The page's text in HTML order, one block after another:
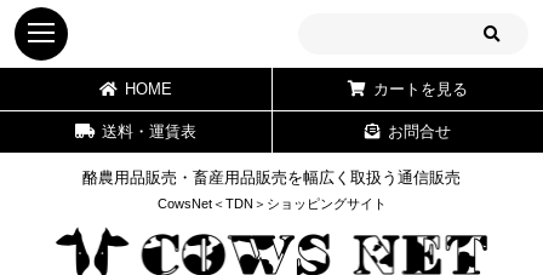
酪農用品販売・畜産用品販売を幅広く取扱う通信販売
CowsNet＜TDN＞ショッピングサイト
HOME カートを見る
送料・運賃表 お問合せ